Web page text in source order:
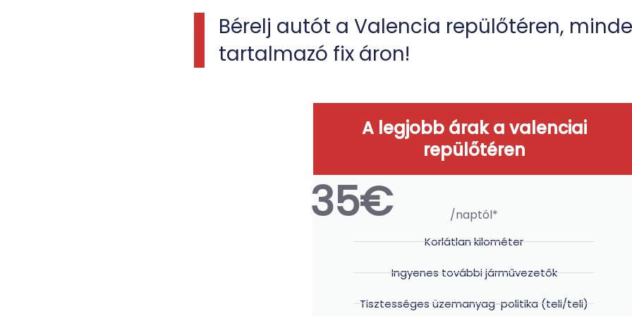
Bérelj autót a Valencia repülőtéren,
tartalmazó fix áron!
A legjobb árak a valenciai
repülőtéren
35€ /naptól*
Korlátlan kilométer
Ingyenes további járművezetők
Tisztességes üzemanyag-politika (teli/teli)